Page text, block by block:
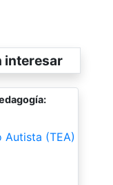
interesar
Autista (TEA)